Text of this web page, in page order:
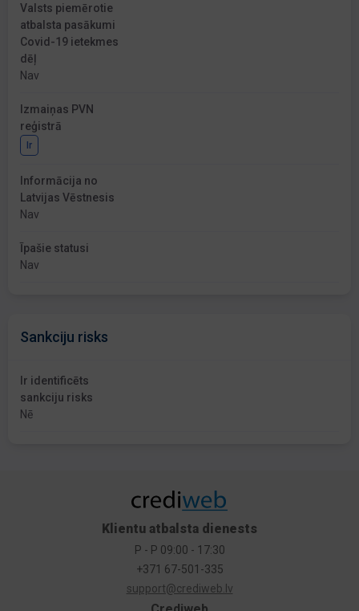
Valsts piemērotie
atbalsta pasākumi
Covid-19 ietekmes
dēļ
Nav
Izmaiņas PVN
reģistrā
Ir
Informācija no
Latvijas Vēstnesis
Nav
Īpašie statusi
Nav
Sankciju risks
Ir identificēts
sankciju risks
Nē
Klientu atbalsta dienests
P - P 09:00 - 17:30
+371 67-501-335
support@crediweb.lv